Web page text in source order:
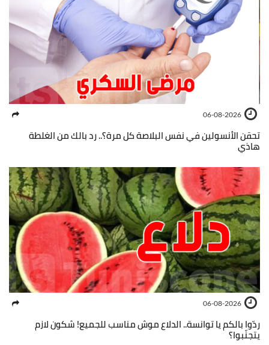
06-08-2026
تحقن الأنسولين في نفس البلاصة كل مرة؟.. رد بالك من الغلطة
هاذي
06-08-2026
ردّوا بالكم يا توانسة.. الدلاع موش مناسب للجميع! شكون لازم
يتجنّبوا؟